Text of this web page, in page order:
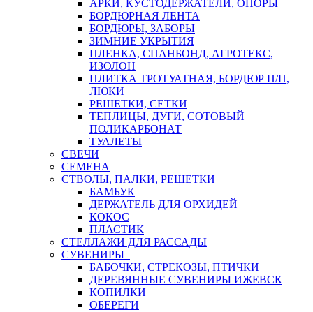
АРКИ, КУСТОДЕРЖАТЕЛИ, ОПОРЫ
БОРДЮРНАЯ ЛЕНТА
БОРДЮРЫ, ЗАБОРЫ
ЗИМНИЕ УКРЫТИЯ
ПЛЕНКА, СПАНБОНД, АГРОТЕКС,
ИЗОЛОН
ПЛИТКА ТРОТУАТНАЯ, БОРДЮР П/П,
ЛЮКИ
РЕШЕТКИ, СЕТКИ
ТЕПЛИЦЫ, ДУГИ, СОТОВЫЙ
ПОЛИКАРБОНАТ
ТУАЛЕТЫ
СВЕЧИ
СЕМЕНА
СТВОЛЫ, ПАЛКИ, РЕШЕТКИ
БАМБУК
ДЕРЖАТЕЛЬ ДЛЯ ОРХИДЕЙ
КОКОС
ПЛАСТИК
СТЕЛЛАЖИ ДЛЯ РАССАДЫ
СУВЕНИРЫ
БАБОЧКИ, СТРЕКОЗЫ, ПТИЧКИ
ДЕРЕВЯННЫЕ СУВЕНИРЫ ИЖЕВСК
КОПИЛКИ
ОБЕРЕГИ